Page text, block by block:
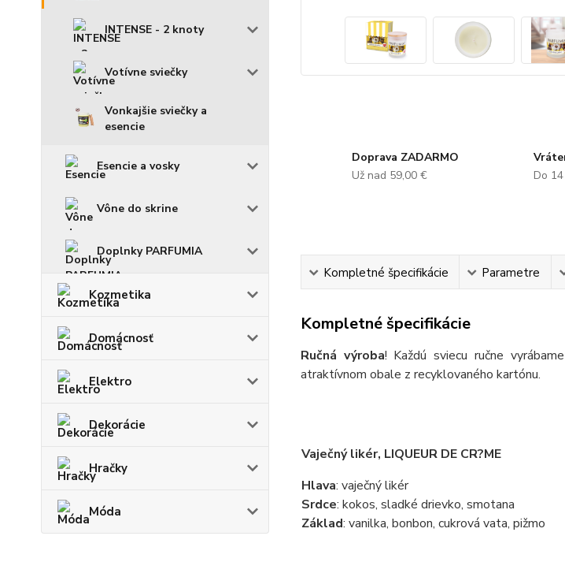
INTENSE - 2 knoty
Votívne sviečky
Vonkajšie sviečky a
esencie
Esencie a vosky
Vône do skrine
Doplnky PARFUMIA
Kozmetika
Domácnosť
Elektro
Dekorácie
Hračky
Móda
Doprava ZADARMO
Už nad 59,00 €
Do
Kompletné špecifikácie Parametre
Kompletné špecifikácie
Ručná výroba! Každú sviecu ručne
atraktívnom obale z recyklovaného kartónu.
Vaječný likér, LIQUEUR DE CR?ME
Hlava: vaječný likér
Srdce: kokos, sladké drievko, smotana
Základ: vanilka, bonbon, cukrová vata, pižmo